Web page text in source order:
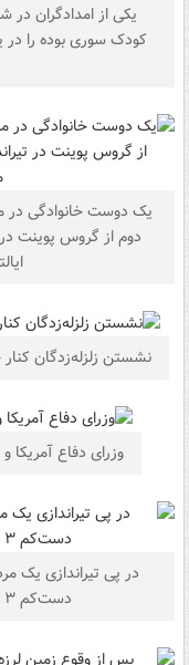
یکی از امدادگران
کودک سوری بوده را در
یک دوست خانوادگی در
دوم از گروس پوینت
نشستن زلزله‌زدگان
وزرای دفاع
در پی تیراندازی یک
دست‌کم ۳ نفر کشته و ۵ نفر زخمی شدند.